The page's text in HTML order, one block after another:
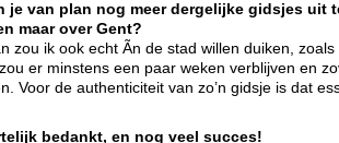
je van plan nog meer dergelijke gidsjes uit
maar over Gent?
zou ik ook echt Ã­n de stad willen duiken,
er minstens een paar weken verblijven en
Voor de authenticiteit van zo’n gidsje is dat
bedankt, en nog veel succes!